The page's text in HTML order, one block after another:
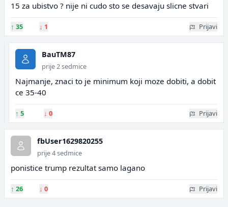
15 za ubistvo ? nije ni cudo sto se desavaju slicne stvari
↑ 35 ↓ 1 Prijavi
BauTM87
prije 2 sedmice
Najmanje, znaci to je minimum koji moze dobiti, a dobit
ce 35-40
↑ 5 ↓ 0 Prijavi
fbUser1629820255
prije 4 sedmice
ponistice trump rezultat samo lagano
↑ 26 ↓ 0 Prijavi